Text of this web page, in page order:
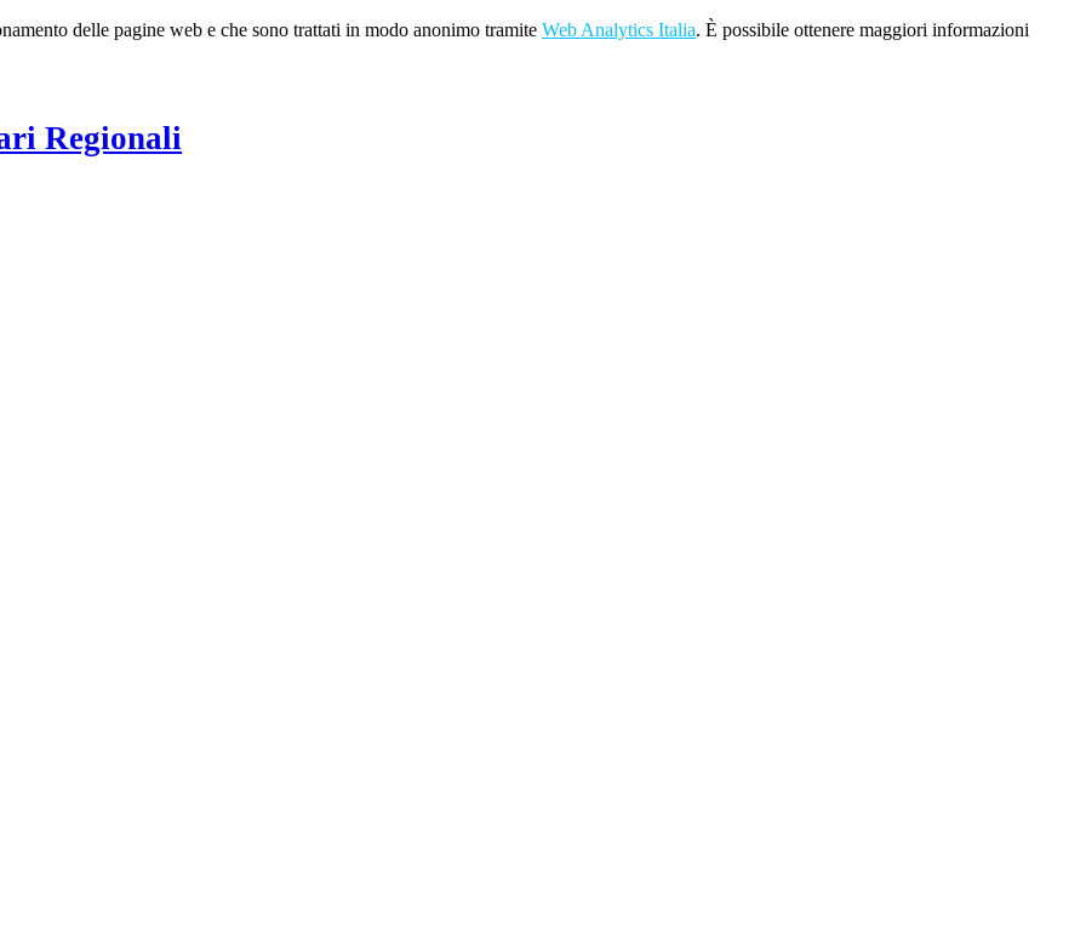
delle pagine web e che sono trattati in modo anonimo tramite Web Analytics Italia. È possibile ottenere maggiori informazioni
Regionali